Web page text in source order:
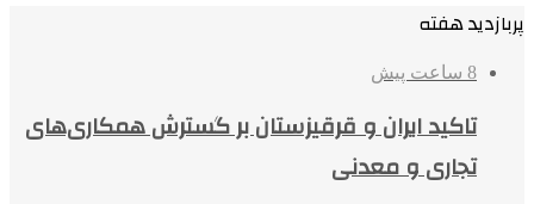
پربازدید هفته
8 ساعت پیش
تاکید ایران و قرقیزستان بر گسترش همکاری‌های
تجاری و معدنی